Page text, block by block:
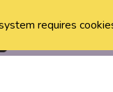
requires